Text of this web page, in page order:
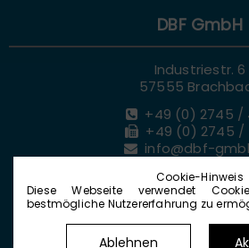
DBF GmbH
Industriestr. 6
57555
+49 (0) 2745 /
+49 (0) 2745 /
info@dbf-
Impressum|
Cookie-Hinweis
Diese Webseite verwendet
bestmögliche Nutzererfahrung zu
Ablehnen